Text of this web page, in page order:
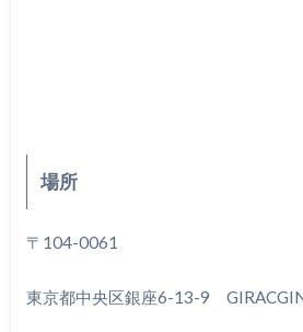
場所
〒104-0061
東京都中央区銀座6-13-9